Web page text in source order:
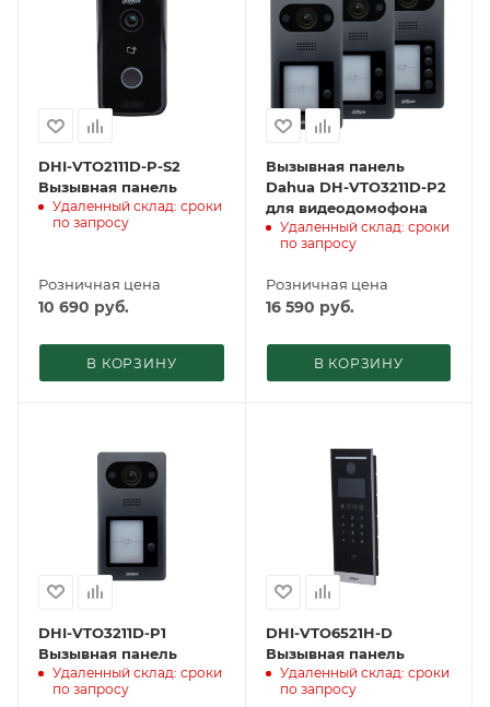
DHI-VTO2111D-P-S2
Вызывная панель
Удаленный склад: сроки
по запросу
Розничная цена
10 690 руб.
В КОРЗИНУ
Вызывная панель
Dahua DH-VTO3211D-P2
для видеодомофона
Удаленный склад: сроки
по запросу
Розничная цена
16 590 руб.
В КОРЗИНУ
DHI-VTO3211D-P1
Вызывная панель
Удаленный склад: сроки
по запросу
DHI-VTO6521H-D
Вызывная панель
Удаленный склад: сроки
по запросу